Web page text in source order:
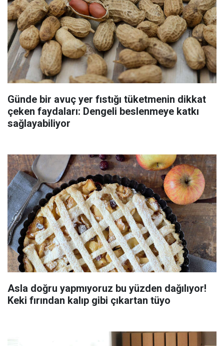
Günde bir avuç yer fıstığı tüketmenin dikkat
çeken faydaları: Dengeli beslenmeye katkı
sağlayabiliyor
Asla doğru yapmıyoruz bu yüzden dağılıyor!
Keki fırından kalıp gibi çıkartan tüyo